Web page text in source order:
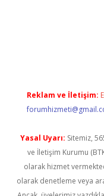
Reklam ve İletişim:
Yasal Uyarı: Sitemiz,
ve İletişim Kurumu
olarak hizmet
olarak denetleme veya